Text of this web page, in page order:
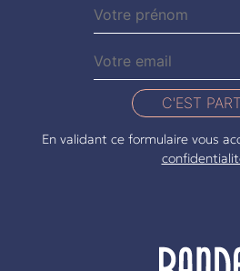
C'EST
En validant ce formulaire vous